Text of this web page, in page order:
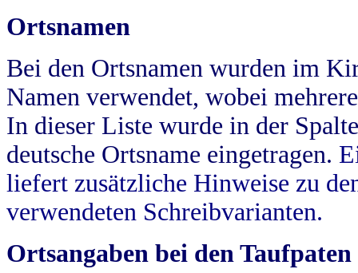
Ortsnamen
Bei den Ortsnamen wurden im
Namen verwendet, wobei
In dieser Liste wurde in der
deutsche Ortsname eingetragen.
liefert zusätzliche Hinweise zu
verwendeten Schreibvarianten.
Ortsangaben bei den Taufpaten